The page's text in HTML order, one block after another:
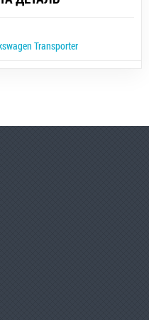
Transporter